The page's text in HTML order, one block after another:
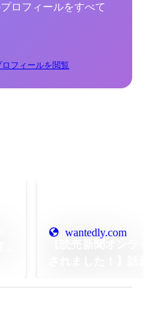
ロフィールをすべて
ロフィールを閲覧
wantedly.com